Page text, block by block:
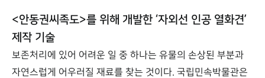
<안동권씨족도>를 위해 개발한 ‘자외선 인공 열화견’
제작 기술
보존처리에 있어 어려운 일 중 하나는 유물의 손상된 부분과
자연스럽게 어우러질 재료를 찾는 것이다. 국립민속박물관은